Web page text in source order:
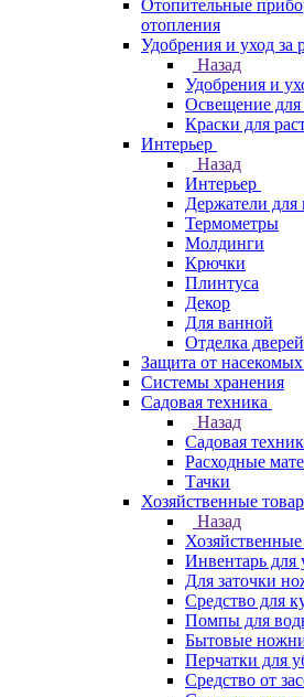
Отопительные
отопления
Удобрения и уход за
Назад
Удобрения и
Освещение для
Краски для
Интерьер
Назад
Интерьер
Держатели для
Термометры
Молдинги
Крючки
Плинтуса
Декор
Для ванной
Отделка
Защита от
Системы хранения
Садовая техника
Назад
Садовая
Расходные
Тачки
Хозяйственные
Назад
Инвентарь для
Для заточки
Средство для
Помпы для
Бытовые
Перчатки для
Средство от